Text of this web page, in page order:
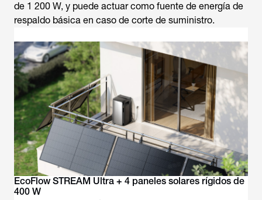
de 1 200 W, y puede actuar como fuente de energía de
respaldo básica en caso de corte de suministro.
EcoFlow STREAM Ultra + 4 paneles solares rígidos de
400 W